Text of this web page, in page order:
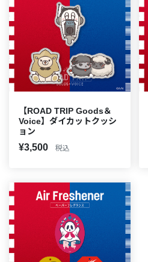
【ROAD TRIP Goods＆
Voice】ダイカットクッシ
ョン
¥3,500 税込